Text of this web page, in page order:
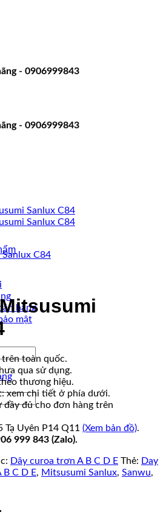
- 0906999843
- 0906999843
hàng
mật
toàn quốc.
qua sử dụng.
thương hiệu.
xem chi tiết ở phía dưới.
đủ cho đơn hàng trên
Tạ Uyên P14 Q11 (Xem bản đồ).
999 843 (Zalo).
Dây curoa trơn A B C D E Thẻ: Day
B C D E, Mitsusumi Sanlux, Sanwu,